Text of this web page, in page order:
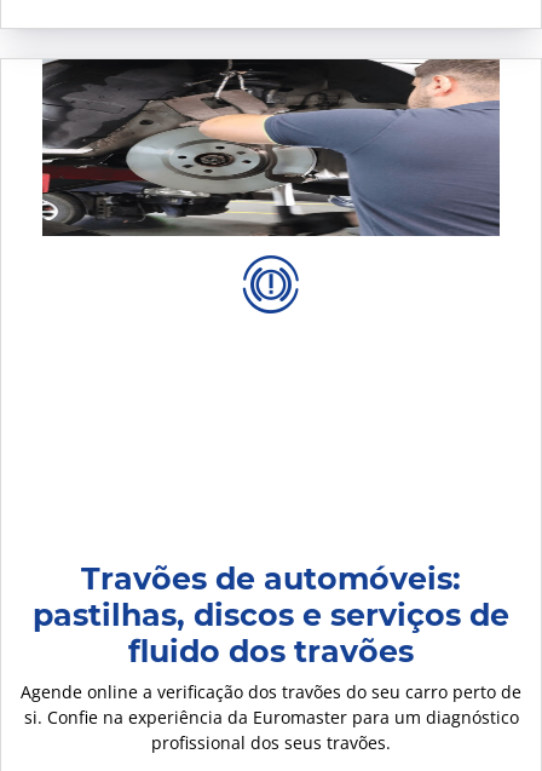
Travões de automóveis:
pastilhas, discos e serviços de
fluido dos travões
Agende online a verificação dos travões do seu carro perto de
si. Confie na experiência da Euromaster para um diagnóstico
profissional dos seus travões.